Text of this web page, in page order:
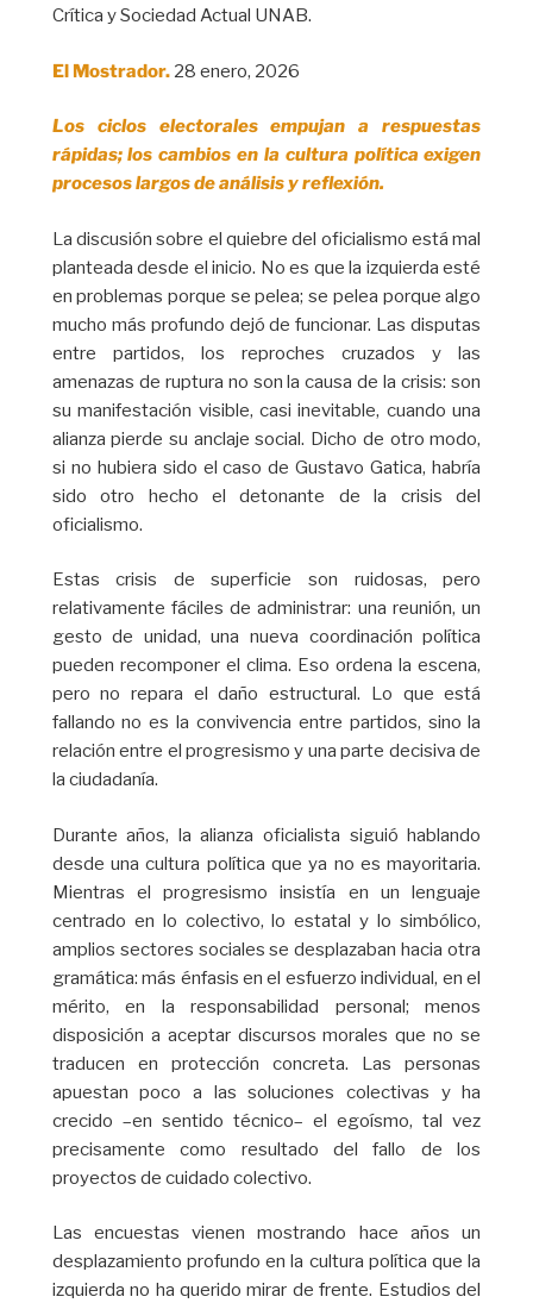
Crítica y Sociedad Actual UNAB.
El Mostrador.28 enero, 2026
Los ciclos electorales empujan a respuestas
rápidas; los cambios en la cultura política exigen
procesos largos de análisis y reflexión.
La discusión sobre el quiebre del oficialismo está mal
planteada desde el inicio. No es que la izquierda esté
en problemas porque se pelea; se pelea porque algo
mucho más profundo dejó de funcionar. Las disputas
entre partidos, los reproches cruzados y las
amenazas de ruptura no son la causa de la crisis: son
su manifestación visible, casi inevitable, cuando una
alianza pierde su anclaje social. Dicho de otro modo,
si no hubiera sido el caso de Gustavo Gatica, habría
sido otro hecho el detonante de la crisis del
oficialismo.
Estas crisis de superficie son ruidosas, pero
relativamente fáciles de administrar: una reunión, un
gesto de unidad, una nueva coordinación política
pueden recomponer el clima. Eso ordena la escena,
pero no repara el daño estructural. Lo que está
fallando no es la convivencia entre partidos, sino la
relación entre el progresismo y una parte decisiva de
la ciudadanía.
Durante años, la alianza oficialista siguió hablando
desde una cultura política que ya no es mayoritaria.
Mientras el progresismo insistía en un lenguaje
centrado en lo colectivo, lo estatal y lo simbólico,
amplios sectores sociales se desplazaban hacia otra
gramática: más énfasis en el esfuerzo individual, en el
mérito, en la responsabilidad personal; menos
disposición a aceptar discursos morales que no se
traducen en protección concreta. Las personas
apuestan poco a las soluciones colectivas y ha
crecido –en sentido técnico– el egoísmo, tal vez
precisamente como resultado del fallo de los
proyectos de cuidado colectivo.
Las encuestas vienen mostrando hace años un
desplazamiento profundo en la cultura política que la
izquierda no ha querido mirar de frente. Estudios del